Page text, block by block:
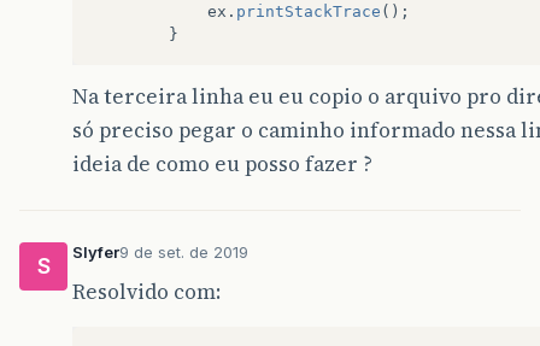
ex . printStackTrace ();
}
Na terceira linha eu eu copio o arquivo pro
só preciso pegar o caminho informado nessa
ideia de como eu posso fazer ?
S
Slyfer9 de set. de 2019
Resolvido com: